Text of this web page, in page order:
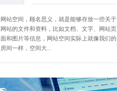
网站空间，顾名思义，就是能够存放一些关于
网站的文件和资料，比如文档、文字、网站页
面和图片等信息，网站空间实际上就像我们的
房间一样，空间大...